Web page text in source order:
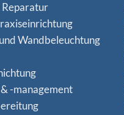
Reparatur
Wandbeleuchtung
-management